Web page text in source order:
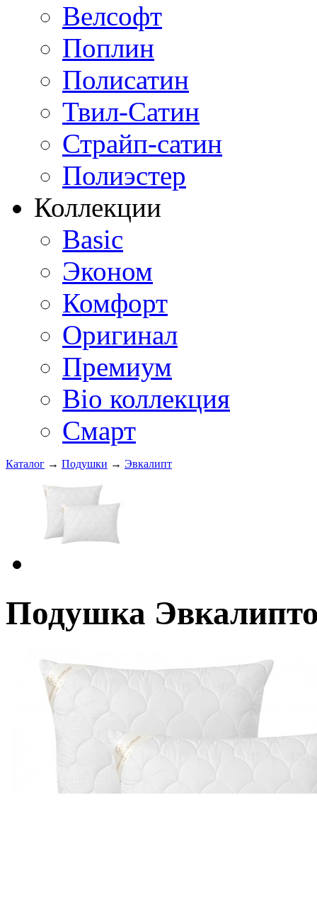
Велсофт
Поплин
Полисатин
Твил-Сатин
Страйп-сатин
Полиэстер
Коллекции
Basic
Эконом
Комфорт
Оригинал
Премиум
Bio коллекция
Смарт
Каталог → Подушки → Эвкалипт
Подушка